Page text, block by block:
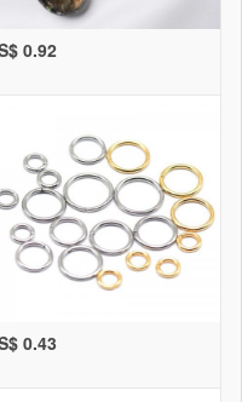
0.92
0.43